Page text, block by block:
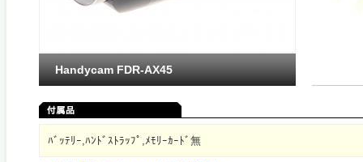
Handycam FDR-AX45
ﾊﾞｯﾃﾘｰ,ﾊﾝﾄﾞｽﾄﾗｯﾌﾟ,ﾒﾓﾘｰｶｰﾄﾞ無